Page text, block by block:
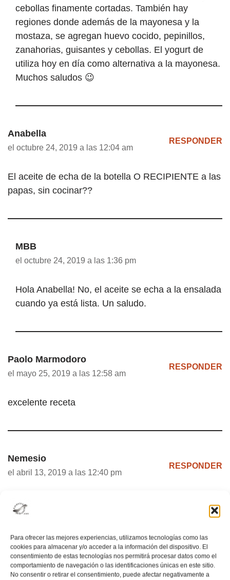
Para ofrecer las mejores experiencias, utilizamos tecnologías como las
cookies para almacenar y/o acceder a la información del dispositivo. El
consentimiento de estas tecnologías nos permitirá procesar datos como el
comportamiento de navegación o las identificaciones únicas en este sitio.
No consentir o retirar el consentimiento, puede afectar negativamente a
cebollas finamente cortadas. También hay
regiones donde además de la mayonesa y la
mostaza, se agregan huevo cocido, pepinillos,
zanahorias, guisantes y cebollas. El yogurt de
utiliza hoy en día como alternativa a la mayonesa.
Muchos saludos 😉
Anabella
el octubre 24, 2019 a las 12:04 am
RESPONDER
El aceite de echa de la botella O RECIPIENTE a las
papas, sin cocinar??
MBB
el octubre 24, 2019 a las 1:36 pm
Hola Anabella! No, el aceite se echa a la ensalada
cuando ya está lista. Un saludo.
Paolo Marmodoro
el mayo 25, 2019 a las 12:58 am
RESPONDER
excelente receta
Nemesio
el abril 13, 2019 a las 12:40 pm
RESPONDER
MUY BUENA ESA RECETA ME ENCANTO SOLO
UNA PREGUNTA MAS , QUISIERA SABER SI HAY
PAPAS, AY QUE PASE POR UN LUGAR DONDE
HABÍA UN RESTAURAN ALEMÁN, Y ME
OFRECIERON UN PLATO DE CHULETAS MUY